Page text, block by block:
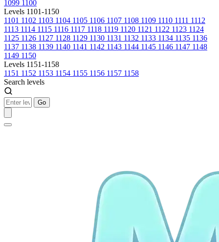
1099 1100
Levels 1101-1150
1101 1102 1103 1104 1105 1106 1107 1108 1109 1110 1111 1112
1113 1114 1115 1116 1117 1118 1119 1120 1121 1122 1123 1124
1125 1126 1127 1128 1129 1130 1131 1132 1133 1134 1135 1136
1137 1138 1139 1140 1141 1142 1143 1144 1145 1146 1147 1148
1149 1150
Levels 1151-1158
1151 1152 1153 1154 1155 1156 1157 1158
Search levels
Go